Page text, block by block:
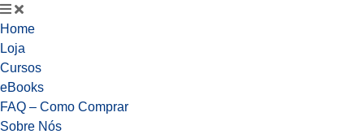
Home
Loja
Cursos
eBooks
FAQ – Como Comprar
Sobre Nós